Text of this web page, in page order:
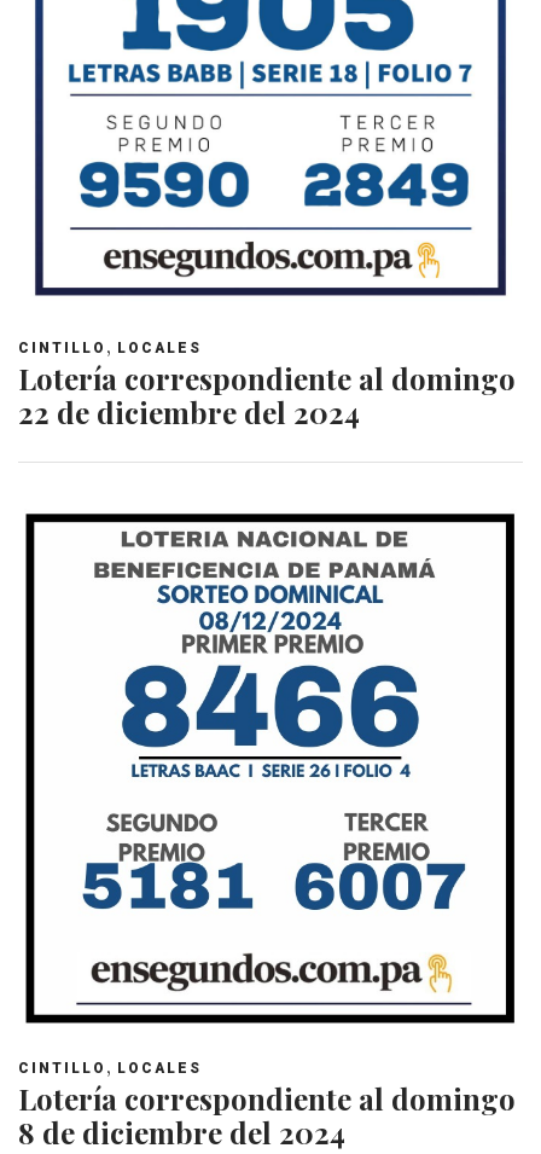
CINTILLO , LOCALES
Lotería correspondiente al domingo
22 de diciembre del 2024
CINTILLO , LOCALES
Lotería correspondiente al domingo
8 de diciembre del 2024